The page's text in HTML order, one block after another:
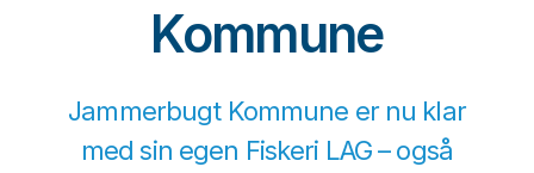
Kommune
Jammerbugt Kommune er nu klar
med sin egen Fiskeri LAG – også